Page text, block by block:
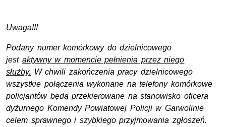
Uwaga!!!
Podany numer komórkowy do dzielnicowego
jest aktywny w momencie pełnienia przez niego
służby. W chwili zakończenia pracy dzielnicowego
wszystkie połączenia wykonane na telefony komórkowe
policjantów będą przekierowane na stanowisko oficera
dyżurnego Komendy Powiatowej Policji w Garwolinie
celem sprawnego i szybkiego przyjmowania zgłoszeń.